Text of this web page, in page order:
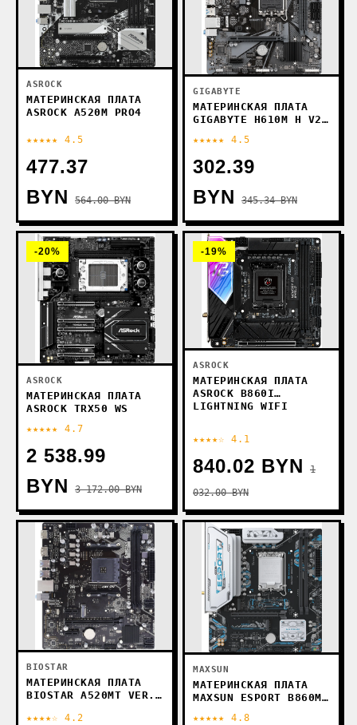
ASROCK
МАТЕРИНСКАЯ ПЛАТА
ASROCK A520M PRO4
★★★★★ 4.5
477.37
BYN
564.00 BYN
GIGABYTE
МАТЕРИНСКАЯ ПЛАТА
GIGABYTE H610M H V2
★★★★★ 4.5
302.39
BYN
345.34 BYN
-20%
ASROCK
МАТЕРИНСКАЯ ПЛАТА
ASROCK TRX50 WS
★★★★★ 4.7
2 538.99
BYN
3 172.00 BYN
-19%
ASROCK
МАТЕРИНСКАЯ ПЛАТА
ASROCK B860I
LIGHTNING WIFI
★★★★☆ 4.1
840.02 BYN
1
032.00 BYN
BIOSTAR
МАТЕРИНСКАЯ ПЛАТА
BIOSTAR A520MT VER.
★★★★☆ 4.2
MAXSUN
МАТЕРИНСКАЯ ПЛАТА
MAXSUN ESPORT B860M
★★★★★ 4.8